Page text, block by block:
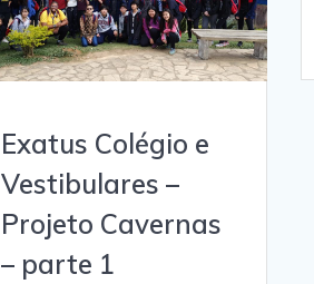
Exatus Colégio e
Vestibulares –
Projeto Cavernas
– parte 1